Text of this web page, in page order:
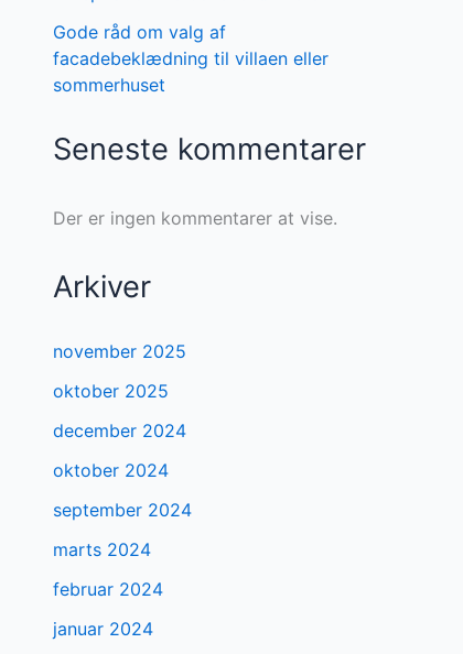
Gode råd om valg af
facadebeklædning til villaen eller
sommerhuset
Seneste kommentarer
Der er ingen kommentarer at vise.
Arkiver
november 2025
oktober 2025
december 2024
oktober 2024
september 2024
marts 2024
februar 2024
januar 2024